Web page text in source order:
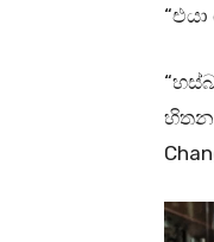
හිතන